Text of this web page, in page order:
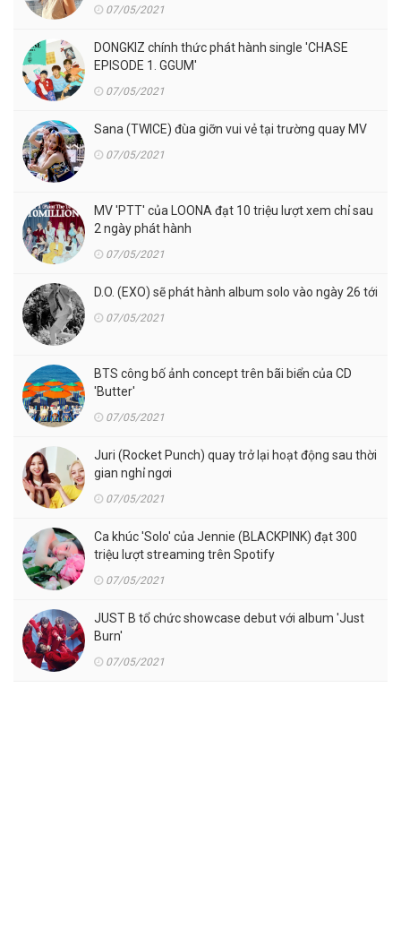
07/05/2021
DONGKIZ chính thức phát hành single 'CHASE
EPISODE 1. GGUM'
07/05/2021
Sana (TWICE) đùa giỡn vui vẻ tại trường quay MV
07/05/2021
MV 'PTT' của LOONA đạt 10 triệu lượt xem chỉ sau
2 ngày phát hành
07/05/2021
D.O. (EXO) sẽ phát hành album solo vào ngày 26 tới
07/05/2021
BTS công bố ảnh concept trên bãi biển của CD
'Butter'
07/05/2021
Juri (Rocket Punch) quay trở lại hoạt động sau thời
gian nghỉ ngơi
07/05/2021
Ca khúc 'Solo' của Jennie (BLACKPINK) đạt 300
triệu lượt streaming trên Spotify
07/05/2021
JUST B tổ chức showcase debut với album 'Just
Burn'
07/05/2021